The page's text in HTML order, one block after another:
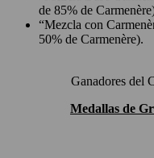
de 85% de
“Mezcla con
50% de Carmenère).
Ganadores del
Medallas de